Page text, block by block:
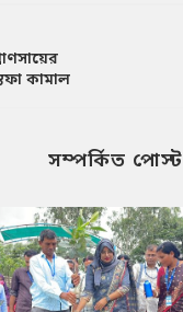
কামাল
সম্পর্কিত পোস্ট